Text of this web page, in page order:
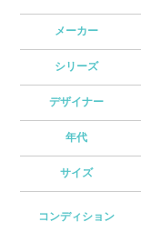
メーカー
シリーズ
デザイナー
年代
サイズ
コンディション